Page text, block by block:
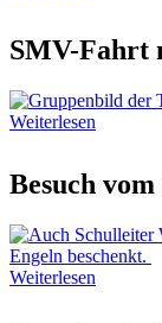
SMV-Fahrt
Weiterlesen
Besuch
Weiterlesen